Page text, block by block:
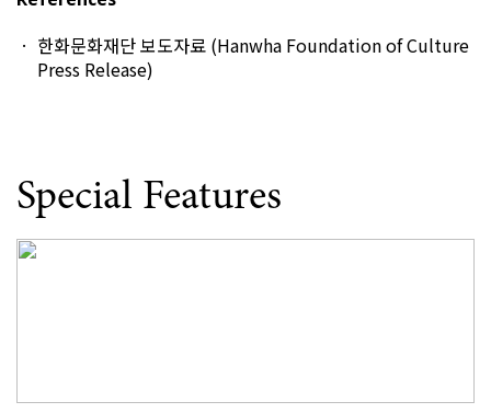
한화문화재단 보도자료 (Hanwha Foundation of Culture
Press Release)
Special Features